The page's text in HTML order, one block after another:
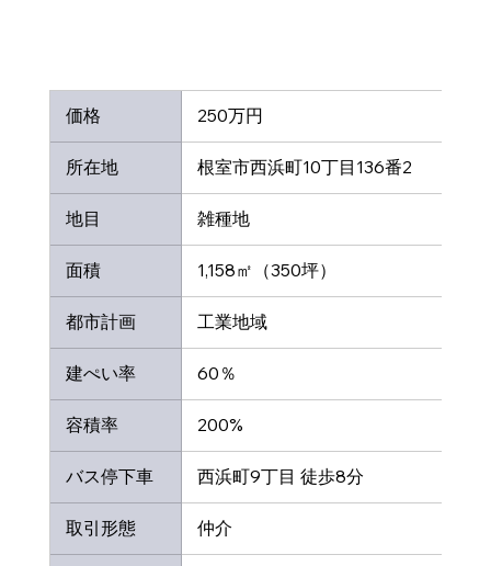
価格 250万円
所在地 根室市西浜町10丁目136番2
地目 雑種地
面積 1,158㎡（350坪）
都市計画 工業地域
建ぺい率 60％
容積率 200%
バス停下車 西浜町9丁目 徒歩8分
取引形態 仲介